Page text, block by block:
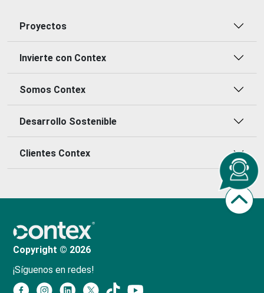
Proyectos
Invierte con Contex
Somos Contex
Desarrollo Sostenible
Clientes Contex
Copyright © 2026
¡Síguenos en redes!